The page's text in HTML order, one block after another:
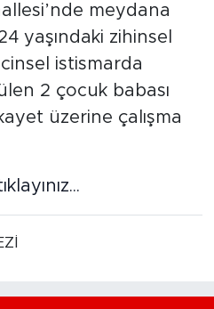
meydana
yaşındaki zihinsel
istismarda
2 çocuk babası
üzerine çalışma